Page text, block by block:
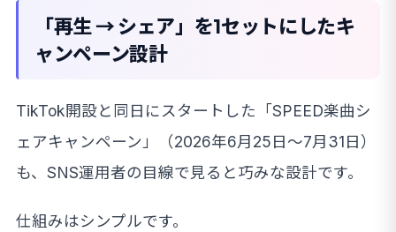
「再生 → シェア」を1セットにしたキ
ャンペーン設計
TikTok開設と同日にスタートした「SPEED楽曲シ
ェアキャンペーン」（2026年6月25日〜7月31日）
も、SNS運用者の目線で見ると巧みな設計です。
仕組みはシンプルです。